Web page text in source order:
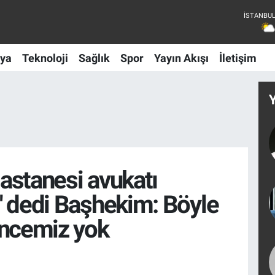
Teknoloji Sağlık Spor Yayın Akışı İletişim
avukatı
dedi Başhekim: Böyle
yok